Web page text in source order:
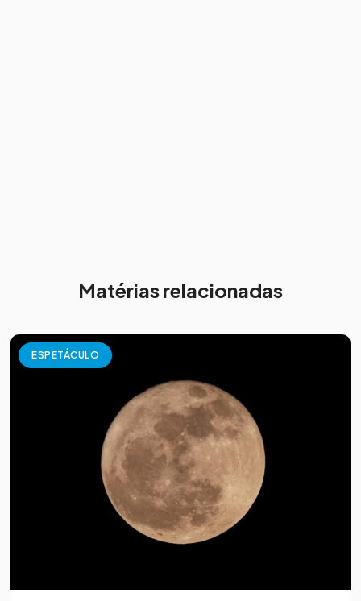
Matérias relacionadas
ESPETÁCULO